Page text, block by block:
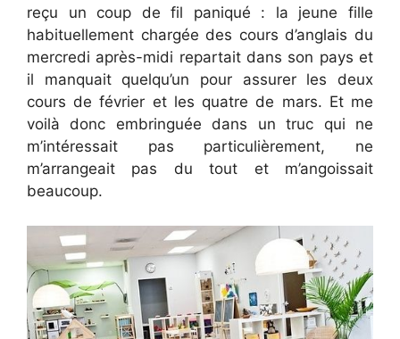
reçu un coup de fil paniqué : la jeune fille
habituellement chargée des cours d’anglais du
mercredi après-midi repartait dans son pays et
il manquait quelqu’un pour assurer les deux
cours de février et les quatre de mars. Et me
voilà donc embringuée dans un truc qui ne
m’intéressait pas particulièrement, ne
m’arrangeait pas du tout et m’angoissait
beaucoup.